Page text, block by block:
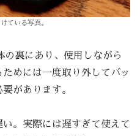
ている写真。
の裏にあり、使用しながら
めには一度取り外してバッ
があります。
い。実際には遅すぎて使えて